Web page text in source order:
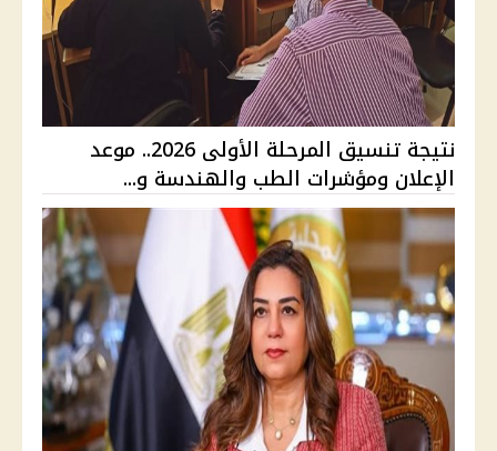
نتيجة تنسيق المرحلة الأولى 2026.. موعد
الإعلان ومؤشرات الطب والهندسة و...